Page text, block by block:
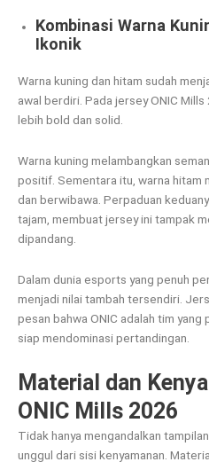
Kombinasi Warna
Ikonik
Warna kuning dan hitam sudah
awal berdiri. Pada jersey ONIC
lebih bold dan solid.
Warna kuning melambangkan
positif. Sementara itu, warna hitam
dan berwibawa. Perpaduan
tajam, membuat jersey ini tampak
dipandang.
Dalam dunia esports yang penuh
menjadi nilai tambah tersendiri.
pesan bahwa ONIC adalah tim
siap mendominasi pertandingan.
Material dan
ONIC Mills 2026
Tidak hanya mengandalkan
unggul dari sisi kenyamanan.